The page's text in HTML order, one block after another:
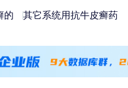
的 其它系统用抗牛皮癣药